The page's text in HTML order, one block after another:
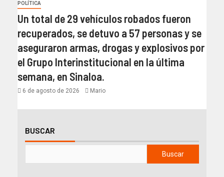
POLÍTICA
Un total de 29 vehículos robados fueron
recuperados, se detuvo a 57 personas y se
aseguraron armas, drogas y explosivos por
el Grupo Interinstitucional en la última
semana, en Sinaloa.
6 de agosto de 2026 Mario
BUSCAR
Buscar